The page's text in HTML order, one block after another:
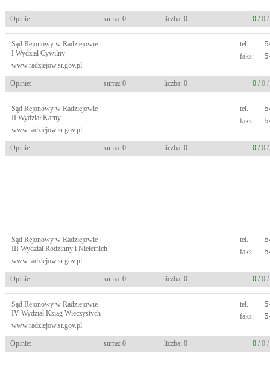
Opinie: suma: 0 liczba: 0 0 /0 /
Sąd Rejonowy w Radziejowie
I Wydział Cywilny
www.radziejow.sr.gov.pl
tel.
faks:
Opinie: suma: 0 liczba: 0 0 /0 /
Sąd Rejonowy w Radziejowie
II Wydział Karny
www.radziejow.sr.gov.pl
tel.
faks:
Opinie: suma: 0 liczba: 0 0 /0 /
Sąd Rejonowy w Radziejowie
III Wydział Rodzinny i Nieletnich
www.radziejow.sr.gov.pl
tel.
faks:
Opinie: suma: 0 liczba: 0 0 /0 /
Sąd Rejonowy w Radziejowie
IV Wydział Ksiąg Wieczystych
www.radziejow.sr.gov.pl
tel.
faks:
Opinie: suma: 0 liczba: 0 0 /0 /